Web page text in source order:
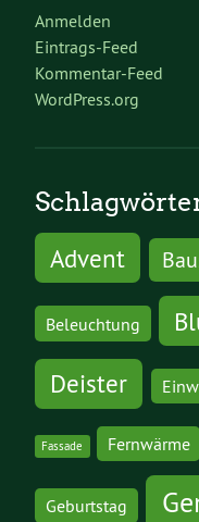
Anmelden
Eintrags-Feed
Kommentar-Feed
WordPress.org
Advent
Beleuchtung
Deister
Fassade Fernwärme
Geburtstag